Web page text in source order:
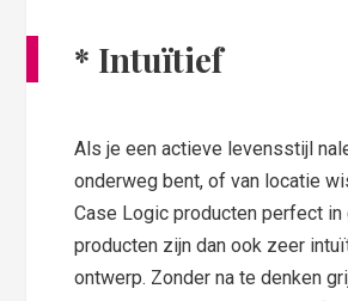
* Intuïtief
Als je een actieve levensstijl
onderweg bent, of van locatie
Case Logic producten perfect in
producten zijn dan ook zeer
ontwerp. Zonder na te denken